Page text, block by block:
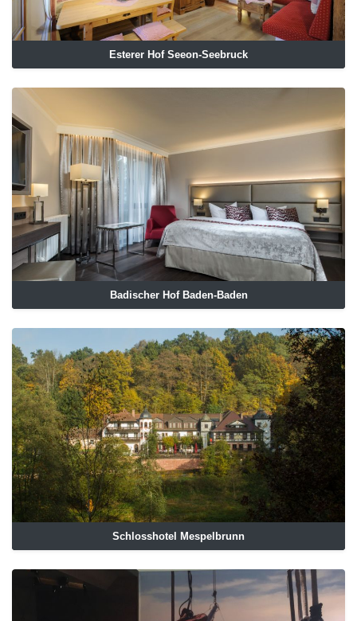
Esterer Hof Seeon-Seebruck
Badischer Hof Baden-Baden
Schlosshotel Mespelbrunn